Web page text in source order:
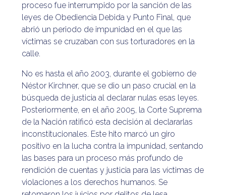
proceso fue interrumpido por la sanción de las
leyes de Obediencia Debida y Punto Final, que
abrió un periodo de impunidad en el que las
víctimas se cruzaban con sus torturadores en la
calle.
No es hasta el año 2003, durante el gobierno de
Néstor Kirchner, que se dio un paso crucial en la
búsqueda de justicia al declarar nulas esas leyes.
Posteriormente, en el año 2005, la Corte Suprema
de la Nación ratificó esta decisión al declararlas
inconstitucionales. Este hito marcó un giro
positivo en la lucha contra la impunidad, sentando
las bases para un proceso más profundo de
rendición de cuentas y justicia para las víctimas de
violaciones a los derechos humanos. Se